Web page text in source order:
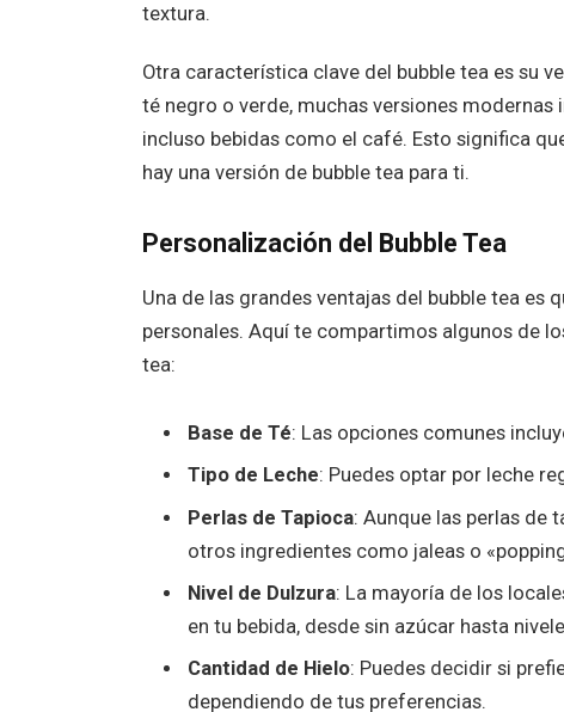
textura.
Otra característica clave del bubble tea es su
té negro o verde, muchas versiones
incluso bebidas como el café. Esto significa
hay una versión de bubble tea para ti.
Personalización del Bubble Tea
Una de las grandes ventajas del bubble tea
personales. Aquí te compartimos algunos de
tea:
Base de Té: Las opciones comunes
Tipo de Leche: Puedes optar por leche
Perlas de Tapioca: Aunque las perlas de
otros ingredientes como jaleas o
Nivel de Dulzura: La mayoría de los
en tu bebida, desde sin azúcar hasta
Cantidad de Hielo: Puedes decidir si
dependiendo de tus preferencias.